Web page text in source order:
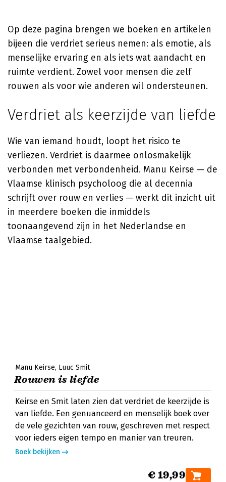
Op deze pagina brengen we boeken en artikelen
bijeen die verdriet serieus nemen: als emotie, als
menselijke ervaring en als iets wat aandacht en
ruimte verdient. Zowel voor mensen die zelf
rouwen als voor wie anderen wil ondersteunen.
Verdriet als keerzijde van liefde
Wie van iemand houdt, loopt het risico te
verliezen. Verdriet is daarmee onlosmakelijk
verbonden met verbondenheid. Manu Keirse — de
Vlaamse klinisch psycholoog die al decennia
schrijft over rouw en verlies — werkt dit inzicht uit
in meerdere boeken die inmiddels
toonaangevend zijn in het Nederlandse en
Vlaamse taalgebied.
Manu Keirse Luuc Smit
Rouwen is liefde
Keirse en Smit laten zien dat verdriet de keerzijde is
van liefde. Een genuanceerd en menselijk boek over
de vele gezichten van rouw, geschreven met respect
voor ieders eigen tempo en manier van treuren.
Boek bekijken
€ 19,99